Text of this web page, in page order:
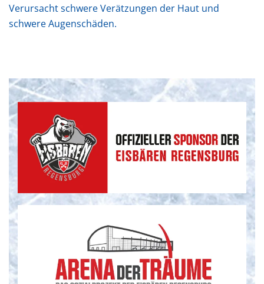
Verursacht schwere Verätzungen der Haut und
schwere Augenschäden.